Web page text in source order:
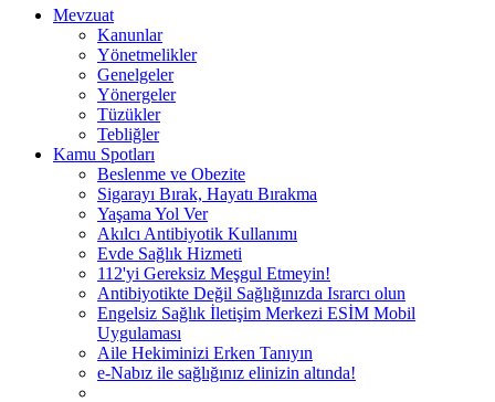
Mevzuat
Kanunlar
Yönetmelikler
Genelgeler
Yönergeler
Tüzükler
Tebliğler
Kamu Spotları
Beslenme ve Obezite
Sigarayı Bırak, Hayatı Bırakma
Yaşama Yol Ver
Akılcı Antibiyotik Kullanımı
Evde Sağlık Hizmeti
112'yi Gereksiz Meşgul Etmeyin!
Antibiyotikte Değil Sağlığınızda Israrcı olun
Engelsiz Sağlık İletişim Merkezi ESİM Mobil
Uygulaması
Aile Hekiminizi Erken Tanıyın
e-Nabız ile sağlığınız elinizin altında!